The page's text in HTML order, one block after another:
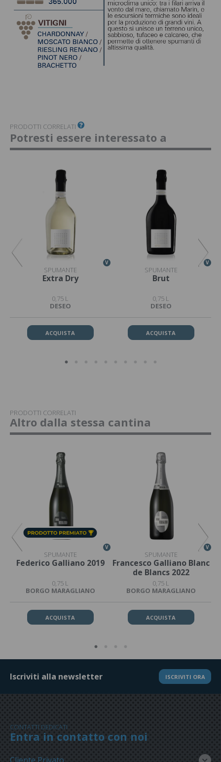
PRODOTTI CORRELATI
Potresti essere interessato a
V
SPUMANTE
Extra Dry
0,75 L
DESEO
ACQUISTA
V
SPUMANTE
Brut
0,75 L
DESEO
ACQUISTA
PRODOTTI CORRELATI
Altro dalla stessa cantina
V
SPUMANTE
Federico Galliano 2019
0,75 L
BORGO MARAGLIANO
ACQUISTA
V
SPUMANTE
Francesco Galliano Blanc
de Blancs 2022
0,75 L
BORGO MARAGLIANO
ACQUISTA
Iscriviti alla newsletter ISCRIVITI ORA
CONTATTI DEDICATI
Entra in contatto con noi